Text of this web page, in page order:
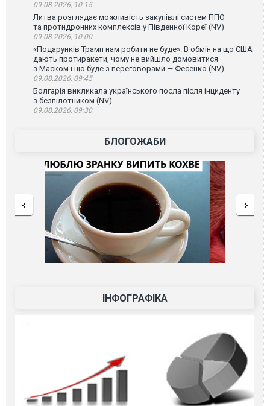
09.08.2026, 10:15
Литва розглядає можливість закупівлі систем ППО
та протидронних комплексів у Південної Кореї (NV)
09.08.2026, 10:00
«Подарунків Трамп нам робити не буде». В обмін на що США
дають протиракети, чому не вийшло домовитися
з Маском і що буде з переговорами — Фесенко (NV)
09.08.2026, 09:45
Болгарія викликала українського посла після інциденту
з безпілотником (NV)
09.08.2026, 09:30
БЛОГОЖАБИ
ІНФОГРАФІКА